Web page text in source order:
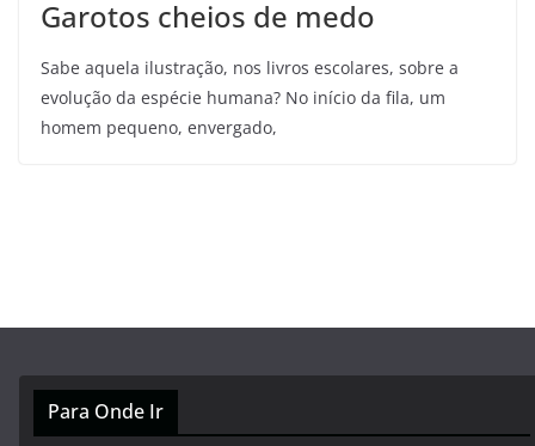
Garotos cheios de medo
Sabe aquela ilustração, nos livros escolares, sobre a
evolução da espécie humana? No início da fila, um
homem pequeno, envergado,
Para Onde Ir